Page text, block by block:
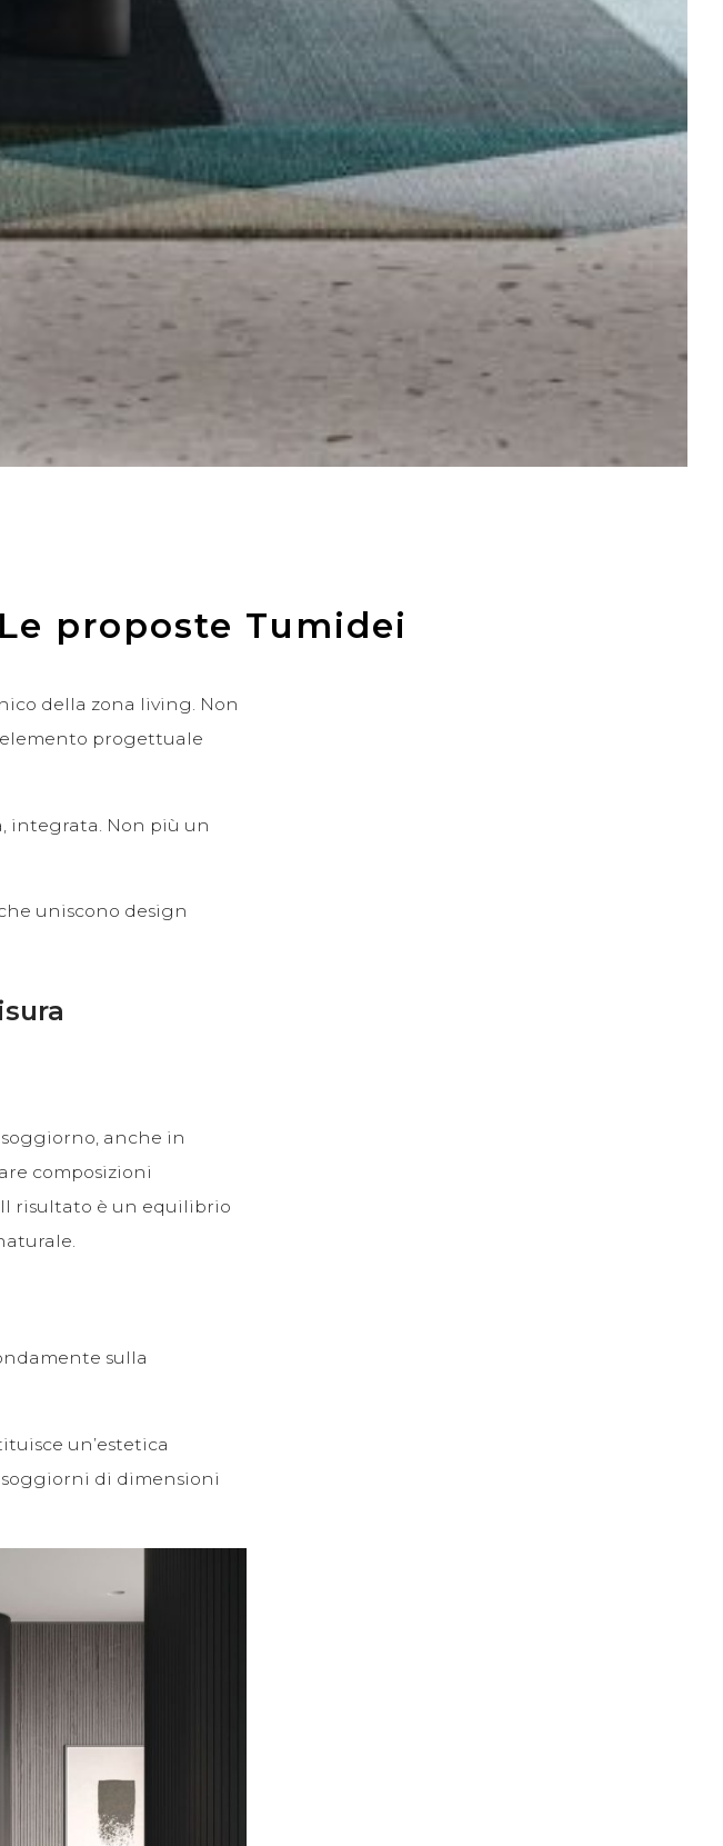
proposte Tumidei
della zona living. Non
progettuale
integrata. Non più un
uniscono design
anche in
composizioni
risultato è un equilibrio
sulla
un’estetica
di dimensioni